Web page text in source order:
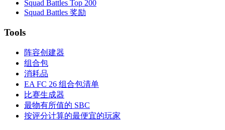
Squad Battles Top 200
Squad Battles 奖励
Tools
阵容创建器
组合包
消耗品
EA FC 26 组合包清单
比赛生成器
最物有所值的 SBC
按评分计算的最便宜的玩家